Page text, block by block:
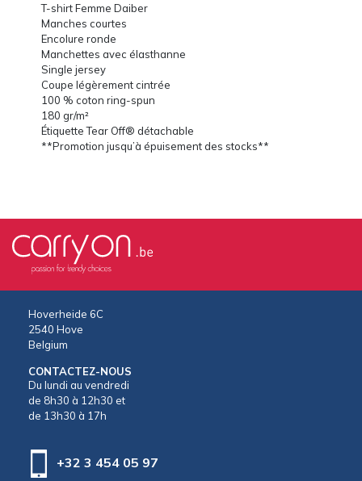
T-shirt Femme Daiber
Manches courtes
Encolure ronde
Manchettes avec élasthanne
Single jersey
Coupe légèrement cintrée
100 % coton ring-spun
180 gr/m²
Étiquette Tear Off® détachable
**Promotion jusqu’à épuisement des stocks**
Hoverheide 6C
2540 Hove
Belgium
CONTACTEZ-NOUS
Du lundi au vendredi
de 8h30 à 12h30 et
de 13h30 à 17h
+32 3 454 05 97